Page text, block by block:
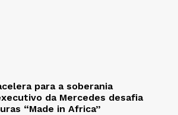
para a soberania
da Mercedes desafia
“Made in Africa”